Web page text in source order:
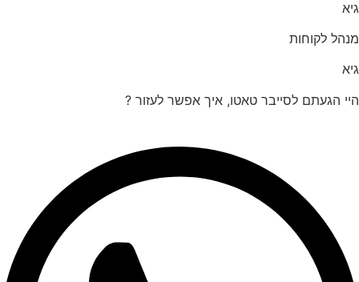
לקוחות
הגעתם לסייבר טאטו, איך אפשר לעזור ?